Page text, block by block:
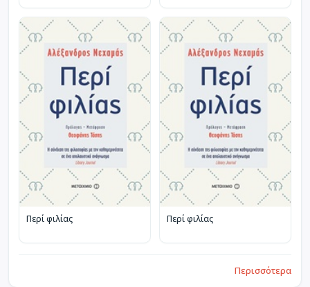
Περί φιλίας Περί φιλίας
Περισσότερα